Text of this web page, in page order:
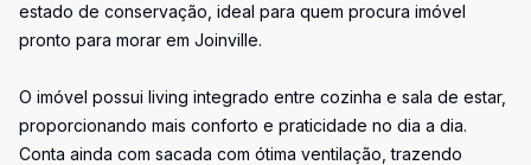
estado de conservação, ideal para quem procura imóvel
pronto para morar em Joinville.
O imóvel possui living integrado entre cozinha e sala de estar,
proporcionando mais conforto e praticidade no dia a dia.
Conta ainda com sacada com ótima ventilação, trazendo